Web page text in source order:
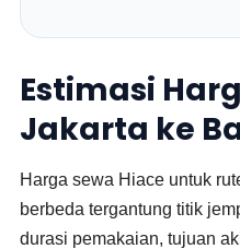
Estimasi
Jakarta ke
Harga sewa Hiace untuk
berbeda tergantung titik
durasi pemakaian, tujuan